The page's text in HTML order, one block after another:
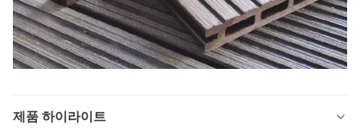
(kw)
용량
(kg/h)
95 110 250 380
이
제품 하이라이트